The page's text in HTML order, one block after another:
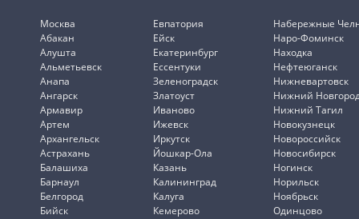
Москва
Абакан
Алушта
Альметьевск
Анапа
Ангарск
Армавир
Артем
Архангельск
Астрахань
Балашиха
Барнаул
Белгород
Бийск
Евпатория
Ейск
Екатеринбург
Ессентуки
Зеленоградск
Златоуст
Иваново
Ижевск
Иркутск
Йошкар-Ола
Казань
Калининград
Калуга
Кемерово
Набережные
Наро-Фоминск
Находка
Нефтеюганск
Нижневартовск
Нижний
Нижний Тагил
Новокузнецк
Новороссийск
Новосибирск
Ногинск
Норильск
Ноябрьск
Одинцово